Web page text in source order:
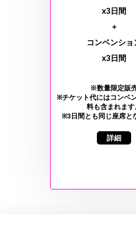
x3日間
+
コンベンショ
x3日間
※数量限定販
※チケット代にはコンベ
料も含まれます
※3日間とも同じ座席と
詳細